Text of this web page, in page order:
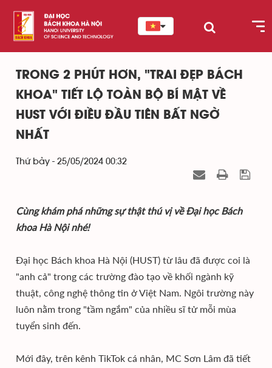
TRONG 2 PHÚT HƠN, "TRAI ĐẸP BÁCH
KHOA" TIẾT LỘ TOÀN BỘ BÍ MẬT VỀ
HUST VỚI ĐIỀU ĐẦU TIÊN BẤT NGỜ
NHẤT
Thứ bảy - 25/05/2024 00:32
Cùng khám phá những sự thật thú vị về Đại học Bách
khoa Hà Nội nhé!
Đại học Bách khoa Hà Nội (HUST) từ lâu đã được coi là
"anh cả" trong các trường đào tạo về khối ngành kỹ
thuật, công nghệ thông tin ở Việt Nam. Ngôi trường này
luôn nằm trong "tầm ngắm" của nhiều sĩ tử mỗi mùa
tuyển sinh đến.
Mới đây, trên kênh TikTok cá nhân, MC Sơn Lâm đã tiết